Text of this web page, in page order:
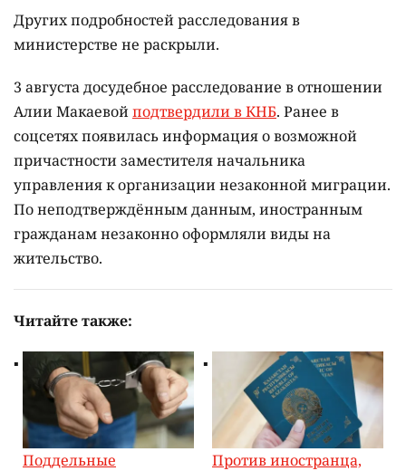
Других подробностей расследования в
министерстве не раскрыли.
3 августа досудебное расследование в отношении
Алии Макаевойподтвердили в КНБ. Ранее в
соцсетях появилась информация о возможной
причастности заместителя начальника
управления к организации незаконной миграции.
По неподтверждённым данным, иностранным
гражданам незаконно оформляли виды на
жительство.
Читайте также:
Поддельные
Против иностранца,